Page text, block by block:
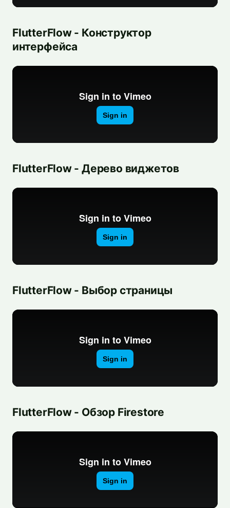
FlutterFlow - Конструктор
интерфейса
FlutterFlow - Дерево виджетов
FlutterFlow - Выбор страницы
FlutterFlow - Обзор Firestore